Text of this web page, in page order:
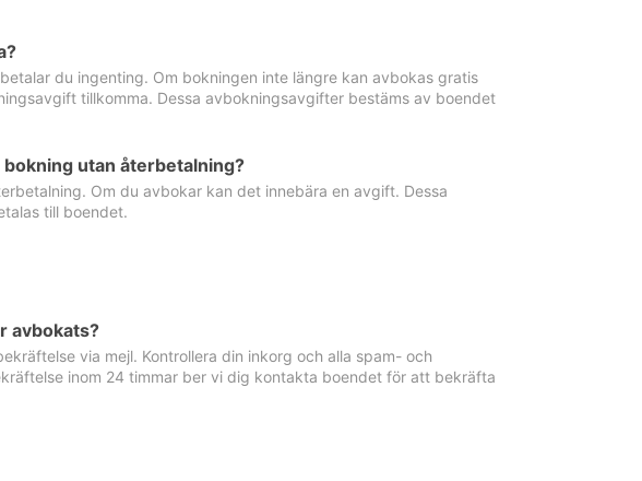
du ingenting. Om bokningen inte längre kan avbokas gratis
tillkomma. Dessa avbokningsavgifter bestäms av boendet
utan återbetalning?
Om du avbokar kan det innebära en avgift. Dessa
till boendet.
avbokats?
via mejl. Kontrollera din inkorg och alla spam- och
inom 24 timmar ber vi dig kontakta boendet för att bekräfta